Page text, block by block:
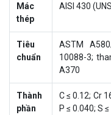
Mác
thép
AISI 430
Tiêu
chuẩn
ASTM
10088-3;
A370
Thành
phần
C ≤ 0.12; Cr
P ≤ 0.040; S